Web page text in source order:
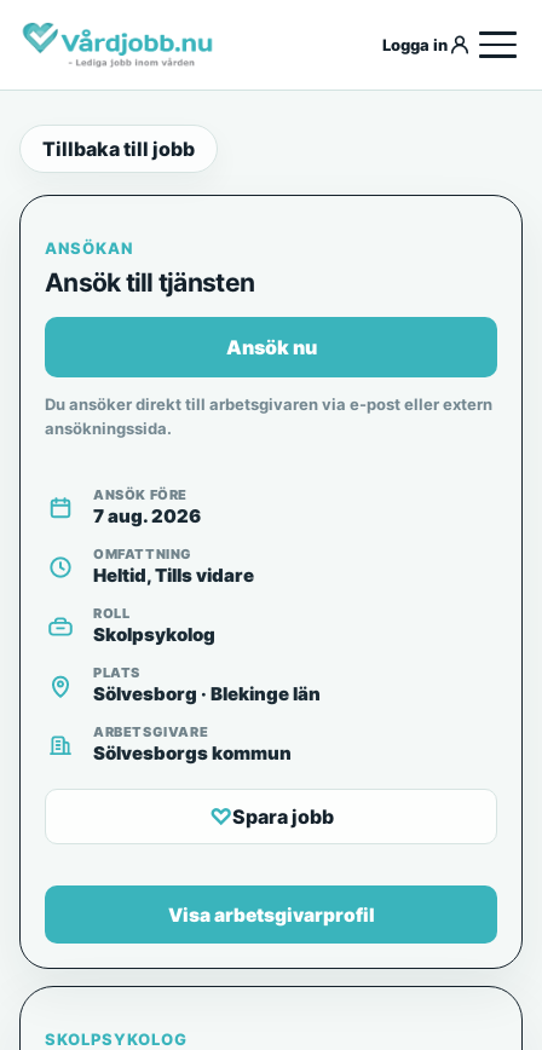
Logga in
Tillbaka till jobb
SKOLPSYKOLOG
ANSÖKAN
Ansök till tjänsten
Ansök nu
Du ansöker direkt till arbetsgivaren via e-post eller extern
ansökningssida.
ANSÖK FÖRE
7 aug. 2026
OMFATTNING
Heltid, Tills vidare
ROLL
Skolpsykolog
PLATS
Sölvesborg · Blekinge län
ARBETSGIVARE
Sölvesborgs kommun
♡Spara jobb
Visa arbetsgivarprofil